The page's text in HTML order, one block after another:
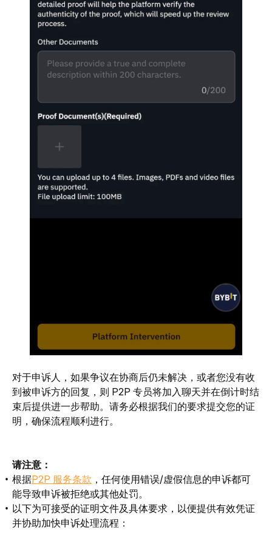
对于申诉人，如果争议在协商后仍未解决，或者您没有收
到被申诉方的回复，则 P2P 专员将加入聊天并在倒计时结
束后提供进一步帮助。请务必根据我们的要求提交您的证
明，确保流程顺利进行。
请注意：
根据P2P 服务条款 ，任何使用错误/虚假信息的申诉都可
能导致申诉被拒绝或其他处罚。
以下为可接受的证明文件及具体要求，以便提供有效凭证
并协助加快申诉处理流程：